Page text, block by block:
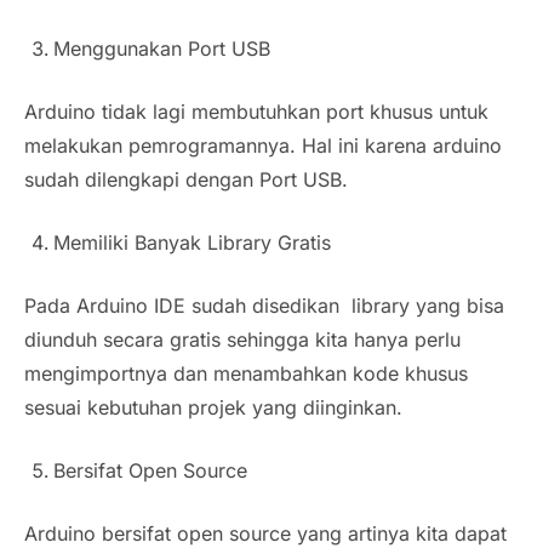
Menggunakan Port USB
Arduino tidak lagi membutuhkan port khusus untuk
melakukan pemrogramannya. Hal ini karena arduino
sudah dilengkapi dengan Port USB.
Memiliki Banyak Library Gratis
Pada Arduino IDE sudah disedikan library yang bisa
diunduh secara gratis sehingga kita hanya perlu
mengimportnya dan menambahkan kode khusus
sesuai kebutuhan projek yang diinginkan.
Bersifat Open Source
Arduino bersifat open source yang artinya kita dapat